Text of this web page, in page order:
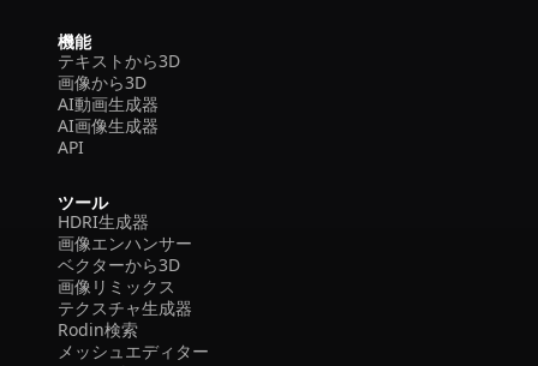
機能
テキストから3D
画像から3D
AI動画生成器
AI画像生成器
API
ツール
HDRI生成器
画像エンハンサー
ベクターから3D
画像リミックス
テクスチャ生成器
Rodin検索
メッシュエディター